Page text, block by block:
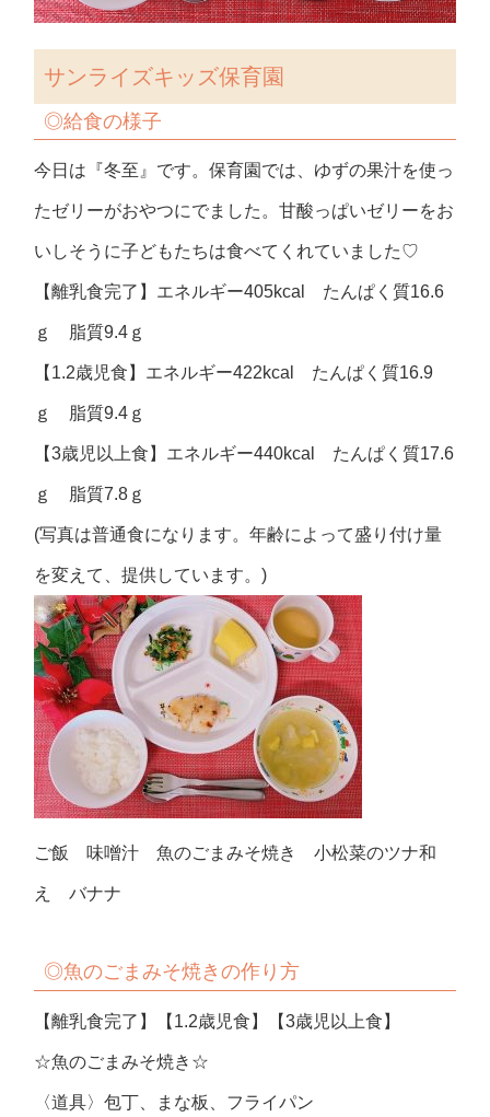
サンライズキッズ保育園
◎給食の様子
今日は『冬至』です。保育園では、ゆずの果汁を使っ
たゼリーがおやつにでました。甘酸っぱいゼリーをお
いしそうに子どもたちは食べてくれていました♡
【離乳食完了】エネルギー405kcal たんぱく質16.6
ｇ 脂質9.4ｇ
【1.2歳児食】エネルギー422kcal たんぱく質16.9
ｇ 脂質9.4ｇ
【3歳児以上食】エネルギー440kcal たんぱく質17.6
ｇ 脂質7.8ｇ
(写真は普通食になります。年齢によって盛り付け量
を変えて、提供しています。)
ご飯 味噌汁 魚のごまみそ焼き 小松菜のツナ和
え バナナ
◎魚のごまみそ焼きの作り方
【離乳食完了】【1.2歳児食】【3歳児以上食】
☆魚のごまみそ焼き☆
〈道具〉包丁、まな板、フライパン